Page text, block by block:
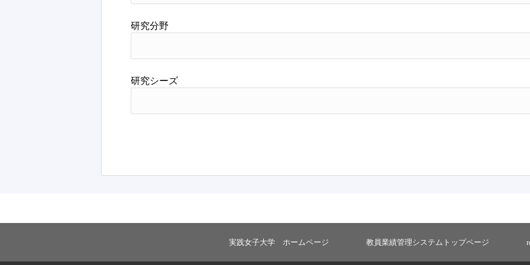
研究分野
研究シーズ
実践女子大学 ホームページ 教員業績管理システムトップページ